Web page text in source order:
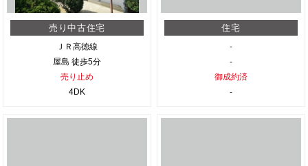
売り中古住宅
ＪＲ高徳線
屋島 徒歩5分
売り止め
4DK
住宅
-
-
御成約済
-